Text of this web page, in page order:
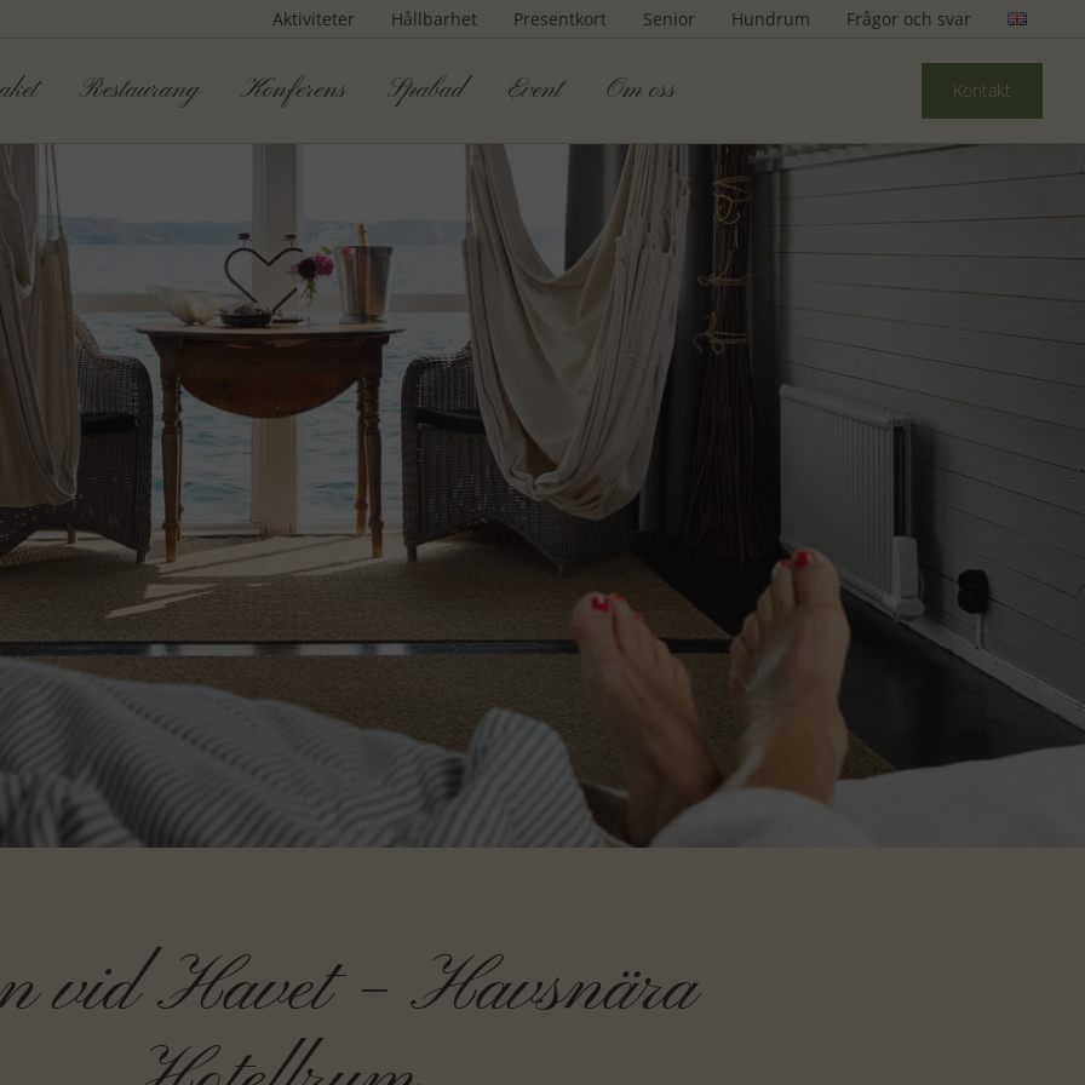
Aktiviteter Hållbarhet Presentkort Senior Hundrum Frågor och svar
Restaurang Konferens Spabad Event Om oss Kontakt
vid Havet – Havsnära